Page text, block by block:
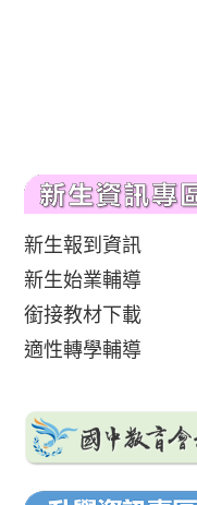
新生報到資訊
新生始業輔導
銜接教材下載
適性轉學輔導